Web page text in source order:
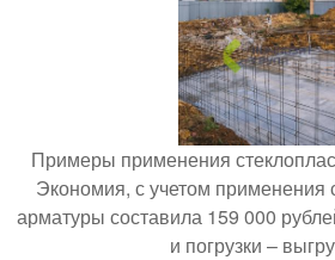
Примеры применения
Экономия, с учетом применения
арматуры составила 159 000
и погрузки –